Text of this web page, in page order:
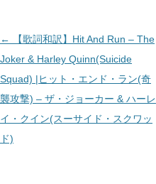
投
稿
ナ
ビ
ゲ
ー
←
【歌詞和訳】Hit And Run – The
Joker & Harley Quinn(Suicide
Squad) |ヒット・エンド・ラン(奇
襲攻撃) – ザ・ジョーカー & ハーレ
イ・クイン(スーサイド・スクワッ
ド)